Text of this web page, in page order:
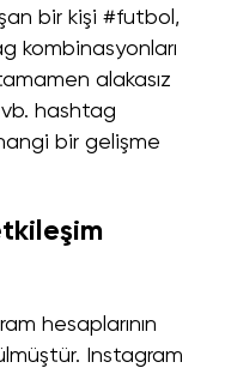
bir kişi #futbol,
kombinasyonları
alakasız
hashtag
bir gelişme
hesaplarının
Instagram